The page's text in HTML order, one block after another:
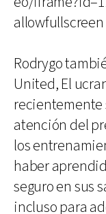
Rodrygo
United, El
recientemente
atención del
los
haber
seguro en sus
incluso para